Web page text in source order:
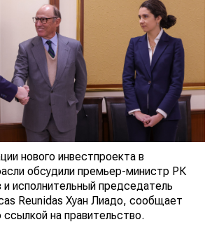
нового инвестпроекта в
обсудили премьер-министр РК
исполнительный председатель
Reunidas Хуан Лиадо, сообщает
на правительство.